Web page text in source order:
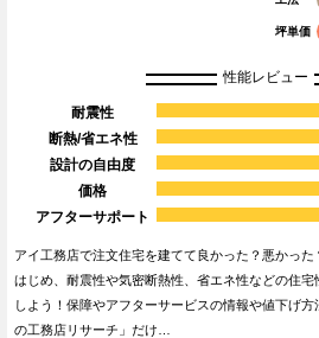
坪単価
性能レビュー
耐震性
断熱/省エネ性
設計の自由度
価格
アフターサポート
アイ工務店で注文住宅を建てて良かった？悪かっ
はじめ、耐震性や気密断熱性、省エネ性などの住
しよう！保障やアフターサービスの情報や値下げ
の工務店リサーチ」だけ…